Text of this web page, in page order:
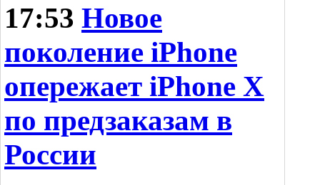
17:53 Новое
поколение iPhone
опережает iPhone X
по предзаказам в
России